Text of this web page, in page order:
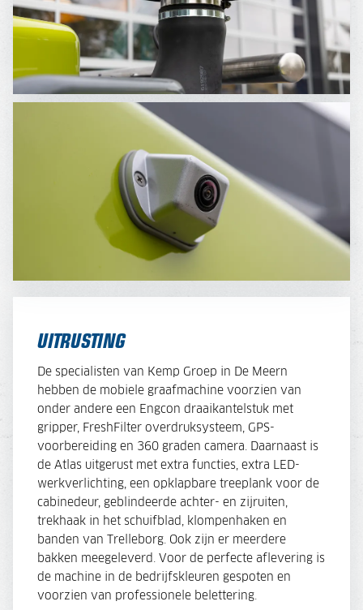
UITRUSTING
De specialisten van Kemp Groep in De Meern
hebben de mobiele graafmachine voorzien van
onder andere een Engcon draaikantelstuk met
gripper, FreshFilter overdruksysteem, GPS-
voorbereiding en 360 graden camera. Daarnaast is
de Atlas uitgerust met extra functies, extra LED-
werkverlichting, een opklapbare treeplank voor de
cabinedeur, geblindeerde achter- en zijruiten,
trekhaak in het schuifblad, klompenhaken en
banden van Trelleborg. Ook zijn er meerdere
bakken meegeleverd. Voor de perfecte aflevering is
de machine in de bedrijfskleuren gespoten en
voorzien van professionele belettering.